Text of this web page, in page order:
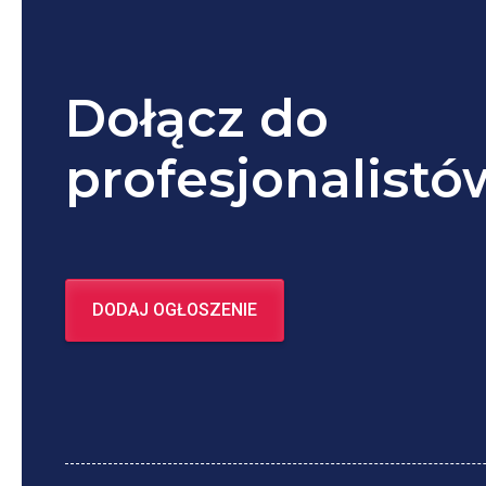
Dołącz do
DODAJ OGŁOSZENIE